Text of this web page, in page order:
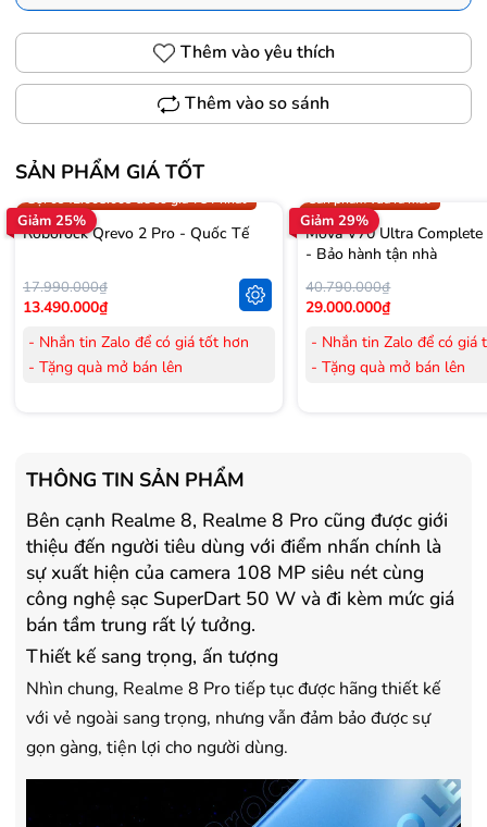
Thêm vào yêu thích
Thêm vào so sánh
SẢN PHẨM GIÁ TỐT
Giảm 25%
Trợ giá 300.000đ
Gọi 0942.008.009 để có giá TỐT nhất
Roborock Qrevo 2 Pro - Quốc Tế
17.990.000₫
13.490.000₫
- Nhắn tin Zalo để có giá tốt hơn
- Tặng quà mở bán lên
- Tặng Voucher trị giá 150.000đ
mua Máy lọc Không khí
- Cam kết hàng mới 100%.
- Lắp đặt, HDSD tại nhà nội thành
Hà Nội, Hồ Chí Minh
- Vận chuyển Toàn Quốc.
- Bảo hành 24 tháng chính hãng
Giảm 29%
Sản phẩm vừa ra mắt
Mova V70 Ultra
- Bảo hành tận nhà
40.790.000₫
29.000.000₫
- Nhắn tin Zalo để có giá
- Tặng quà mở bán lên
- Cam kết hàng mới
- Lắp đặt, HDSD tại nhà
Hà Nội, Hồ Chí Minh
- Vận chuyển Toàn Quốc.
THÔNG TIN SẢN PHẨM
Bên cạnh Realme 8, Realme 8 Pro cũng được giới
thiệu đến người tiêu dùng với điểm nhấn chính là
sự xuất hiện của camera 108 MP siêu nét cùng
công nghệ sạc SuperDart 50 W và đi kèm mức giá
bán tầm trung rất lý tưởng.
Thiết kế sang trọng, ấn tượng
Nhìn chung, Realme 8 Pro tiếp tục được hãng thiết kế
với vẻ ngoài sang trọng, nhưng vẫn đảm bảo được sự
gọn gàng, tiện lợi cho người dùng.